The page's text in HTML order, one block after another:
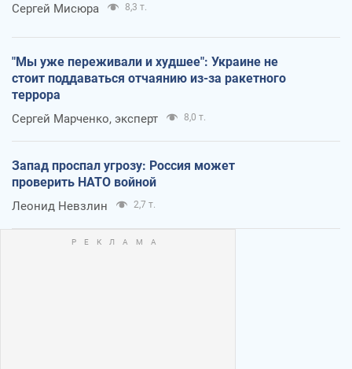
Сергей Мисюра 8,3 т.
"Мы уже переживали и худшее": Украине не
стоит поддаваться отчаянию из-за ракетного
террора
Сергей Марченко, эксперт 8,0 т.
Запад проспал угрозу: Россия может
проверить НАТО войной
Леонид Невзлин 2,7 т.